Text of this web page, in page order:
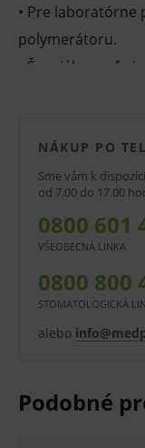
• Pre laboratórne
polymerátoru.
• Špeciálna,
opravy protéz,
• Má veľmi
konečná pevnosť.
• Vysoká
• Používa sa v
V prípade
zmluvy v lehote
NÁKUP PO
Sme vám k
od 7.00 do 17.00
0800 601
VŠEOBECNÁ LINKA
0800 800
STOMATOLOGICKÁ
alebo